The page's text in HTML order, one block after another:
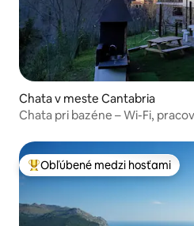
Chata v meste Cantabria
Chata pri bazéne – Wi-Fi,
Najobľúbenejšie medzi hosťami
Obľúbené medzi hosťami